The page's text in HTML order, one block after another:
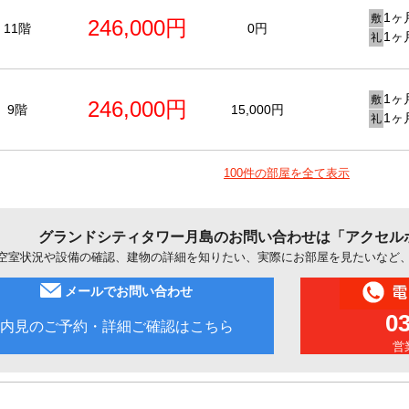
11階 246,000円 0円
敷 1ヶ
礼 1ヶ
9階 246,000円 15,000円
敷 1ヶ
礼 1ヶ
100件の部屋を全て表示
グランドシティタワー月島のお問い合わせは「アクセ
室状況や設備の確認、建物の詳細を知りたい、実際にお部屋を見たいなど
メールでお問い合わせ
内見のご予約・詳細ご確認はこちら
営